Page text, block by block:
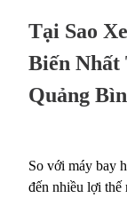
Tại Sao
Biến
Quảng
So với máy bay
đến nhiều lợi thế